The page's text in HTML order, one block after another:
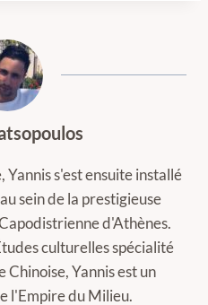
s'est ensuite installé
sein de la prestigieuse
d'Athènes.
culturelles spécialité
Chinoise, Yannis est un
l'Empire du Milieu.